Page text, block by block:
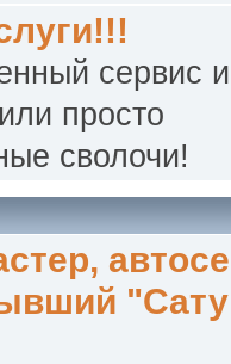
сервис и
просто
сволочи!